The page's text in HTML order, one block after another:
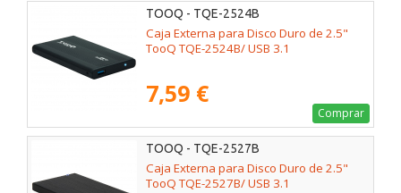
TOOQ - TQE-2524B
Caja Externa para Disco Duro de 2.5"
TooQ TQE-2524B/ USB 3.1
7,59 €
Comprar
TOOQ - TQE-2527B
Caja Externa para Disco Duro de 2.5"
TooQ TQE-2527B/ USB 3.1